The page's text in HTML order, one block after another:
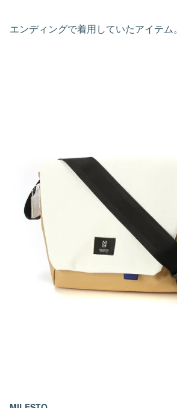
エンディングで着用していたアイテム。